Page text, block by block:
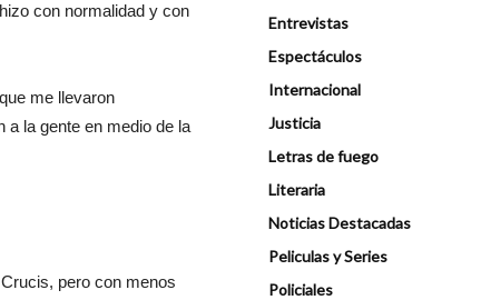
con normalidad y con
me llevaron
a la gente en medio de la
pero con menos
Entrevistas
Espectáculos
Internacional
Justicia
Letras de fuego
Literaria
Noticias Destacadas
Peliculas y Series
Policiales